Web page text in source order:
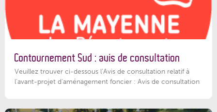
Contournement Sud : avis de consultation
Veuillez trouver ci-dessous l’Avis de consultation relatif à
l'avant-projet d'aménagement foncier : Avis de consultation